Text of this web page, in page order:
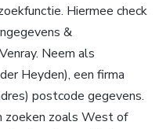
Hiermee check
&
Neem als
Heyden), een firma
postcode gegevens.
zoeken zoals West of